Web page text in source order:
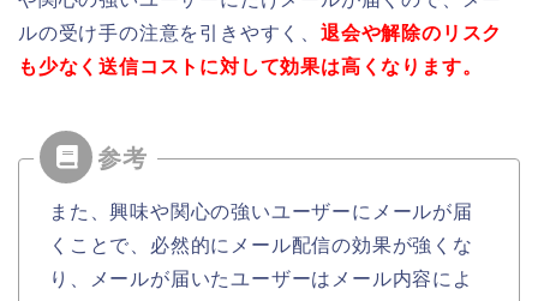
ルの受け手の注意を引きやすく、 退会や解除のリスク
も少なく送信コストに対して効果は高くなります。
また、興味や関心の強いユーザーにメールが届
くことで、必然的にメール配信の効果が強くな
り、メールが届いたユーザーはメール内容によ